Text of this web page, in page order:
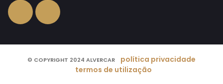
© COPYRIGHT 2024 ALVERCAR
política privacidade
termos de utilização